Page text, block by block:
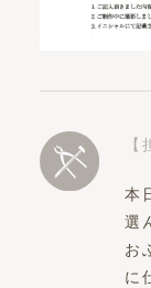
本
選
お
に